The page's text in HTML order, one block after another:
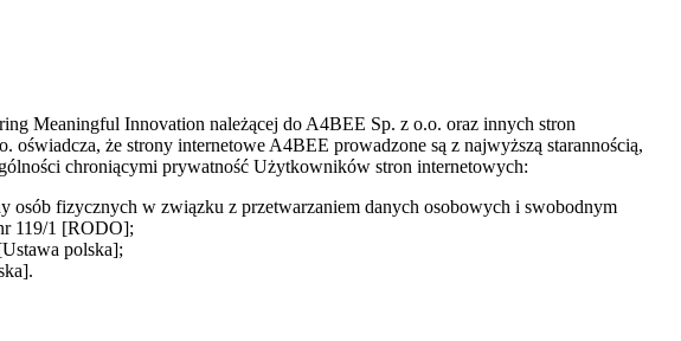
Meaningful Innovation należącej do A4BEE Sp. z o.o. oraz innych stron
że strony internetowe A4BEE prowadzone są z najwyższą starannością,
chroniącymi prywatność Użytkowników stron internetowych:
osób fizycznych w związku z przetwarzaniem danych osobowych i swobodnym
119/1 [RODO];
polska];